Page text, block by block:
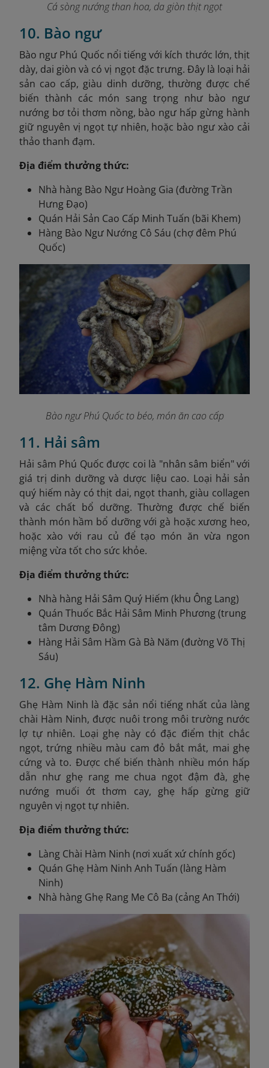
Cá sòng nướng than hoa, da giòn thịt ngọt
10. Bào ngư
Bào ngư Phú Quốc nổi tiếng với kích thước lớn, thịt
dày, dai giòn và có vị ngọt đặc trưng. Đây là loại hải
sản cao cấp, giàu dinh dưỡng, thường được chế
biến thành các món sang trọng như bào ngư
nướng bơ tỏi thơm nồng, bào ngư hấp gừng hành
giữ nguyên vị ngọt tự nhiên, hoặc bào ngư xào cải
thảo thanh đạm.
Địa điểm thưởng thức:
Nhà hàng Bào Ngư Hoàng Gia (đường Trần
Hưng Đạo)
Quán Hải Sản Cao Cấp Minh Tuấn (bãi Khem)
Hàng Bào Ngư Nướng Cô Sáu (chợ đêm Phú
Quốc)
Bào ngư Phú Quốc to béo, món ăn cao cấp
11. Hải sâm
Hải sâm Phú Quốc được coi là "nhân sâm biển" với
giá trị dinh dưỡng và dược liệu cao. Loại hải sản
quý hiếm này có thịt dai, ngọt thanh, giàu collagen
và các chất bổ dưỡng. Thường được chế biến
thành món hầm bổ dưỡng với gà hoặc xương heo,
hoặc xào với rau củ để tạo món ăn vừa ngon
miệng vừa tốt cho sức khỏe.
Địa điểm thưởng thức:
Nhà hàng Hải Sâm Quý Hiếm (khu Ông Lang)
Quán Thuốc Bắc Hải Sâm Minh Phương (trung
tâm Dương Đông)
Hàng Hải Sâm Hầm Gà Bà Năm (đường Võ Thị
Sáu)
12. Ghẹ Hàm Ninh
Ghẹ Hàm Ninh là đặc sản nổi tiếng nhất của làng
chài Hàm Ninh, được nuôi trong môi trường nước
lợ tự nhiên. Loại ghẹ này có đặc điểm thịt chắc
ngọt, trứng nhiều màu cam đỏ bắt mắt, mai ghẹ
cứng và to. Được chế biến thành nhiều món hấp
dẫn như ghẹ rang me chua ngọt đậm đà, ghẹ
nướng muối ớt thơm cay, ghẹ hấp gừng giữ
nguyên vị ngọt tự nhiên.
Địa điểm thưởng thức:
Làng Chài Hàm Ninh (nơi xuất xứ chính gốc)
Quán Ghẹ Hàm Ninh Anh Tuấn (làng Hàm
Ninh)
Nhà hàng Ghẹ Rang Me Cô Ba (cảng An Thới)